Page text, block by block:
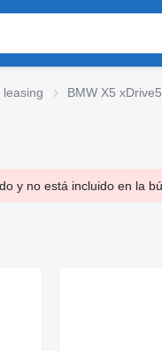
leasing BMW X5
y no está incluido en la